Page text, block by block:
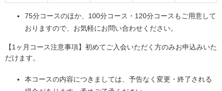
75分コースのほか、100分コース・120分コースもご用意して
おりますので、お気軽にお問い合わせください。
【1ヶ月コース注意事項】初めてご入会いただく方のみお申込みいた
だけます。
本コースの内容につきましては、予告なく変更・終了される